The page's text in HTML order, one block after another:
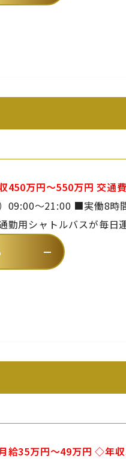
円～550万円 交通費：一部支給 ■上限45,000円/月 ※マイカー通勤
住の方のみ許可 ◇月給28～41万円 ◇年収450～550万円（月給＋管
与） ■昇給年1回 ■賞与年2回 ※年齢や経験を考慮のうえ、当社
により決定いたします
勤用シャトルバスが毎日
平林まで約20分）【 バス
歩1分
給35万円～49万円 ◇年収